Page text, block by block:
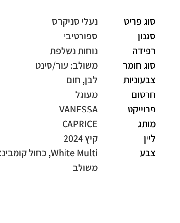
סוג פריט
נעלי סניקרס
סגנון
ספורטיבי
רפידה
נוחות נשלפת
סוג חומר
משולב: עור/סינט
צבעוניות
לבן, חום
חרטום
מעוגל
פרוייקט
VANESSA
מותג
CAPRICE
ליין
קיץ 2024
צבע
White Multi
, כחול
משולב